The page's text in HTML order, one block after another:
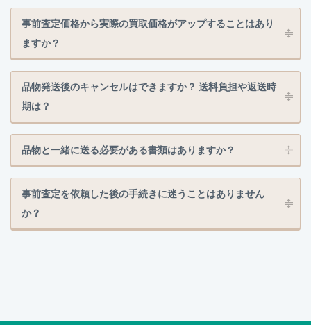
事前査定価格から実際の買取価格がアップすることはあり
ますか？
品物発送後のキャンセルはできますか？ 送料負担や返送時
期は？
品物と一緒に送る必要がある書類はありますか？
事前査定を依頼した後の手続きに迷うことはありません
か？